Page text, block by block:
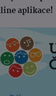
aplikace!